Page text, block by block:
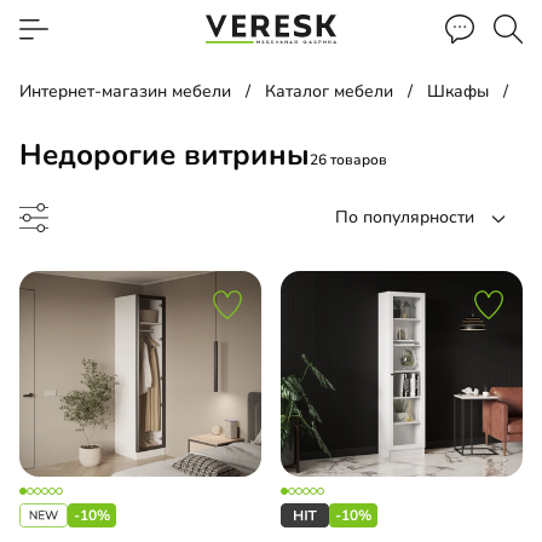
Интернет-магазин мебели Каталог мебели Шкафы
Недорогие витрины26 товаров
По популярности
-10% -10%